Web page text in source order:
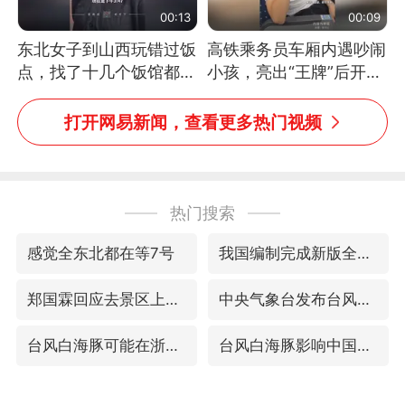
00:13
东北女子到山西玩错过饭
点，找了十几个饭馆都没
开门：午休到几点
00:09
高铁乘务员车厢内遇吵闹
小孩，亮出“王牌”后开启
一键静音
打开网易新闻，查看更多热门视频
热门搜索
感觉全东北都在等7号 我国编制完成新版全月地质图
郑国霖回应去景区上班被保安拦下 中央气象台发布台风黄色预警
台风白海豚可能在浙闽沿海登陆 台风白海豚影响中国已成定局